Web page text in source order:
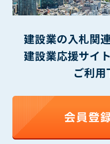
建設業の入札関
建設業応援サイ
ご利用
(2) 第三者または管理者の財
為
(4) 有害なコンピュータプロ
(5) 第三者に不利益を与える行為
(6) 管理者が承認していない
(7) 公序良俗に反する行為
(9) その他、法律に反する行為
(10) 建設資料館から知り得た
を、営利を目的として第